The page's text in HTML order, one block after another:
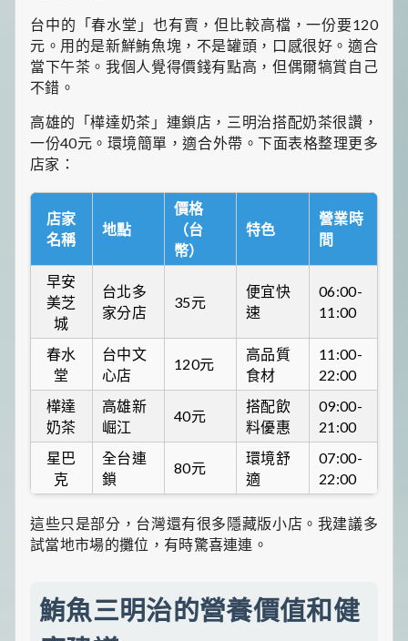
台中的「春水堂」也有賣，但比較高檔，一份要120
元。用的是新鮮鮪魚塊，不是罐頭，口感很好。適合
當下午茶。我個人覺得價錢有點高，但偶爾犒賞自己
不錯。
高雄的「樺達奶茶」連鎖店，三明治搭配奶茶很讚，
一份40元。環境簡單，適合外帶。下面表格整理更多
店家：
店家
名稱
地點
價格
（台
幣）
特色
營業時
間
早安
美芝
城
台北多
家分店
35元
便宜快
速
06:00-
11:00
春水
堂
台中文
心店
120元
高品質
食材
11:00-
22:00
樺達
奶茶
高雄新
崛江
40元
搭配飲
料優惠
09:00-
21:00
星巴
克
全台連
鎖
80元
環境舒
適
07:00-
22:00
這些只是部分，台灣還有很多隱藏版小店。我建議多
試當地市場的攤位，有時驚喜連連。
鮪魚三明治的營養價值和健